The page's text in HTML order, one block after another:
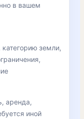
в вашем
земли,
аренда,
иной